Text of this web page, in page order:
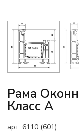
Рама
Класс А
арт. 6110 (601)